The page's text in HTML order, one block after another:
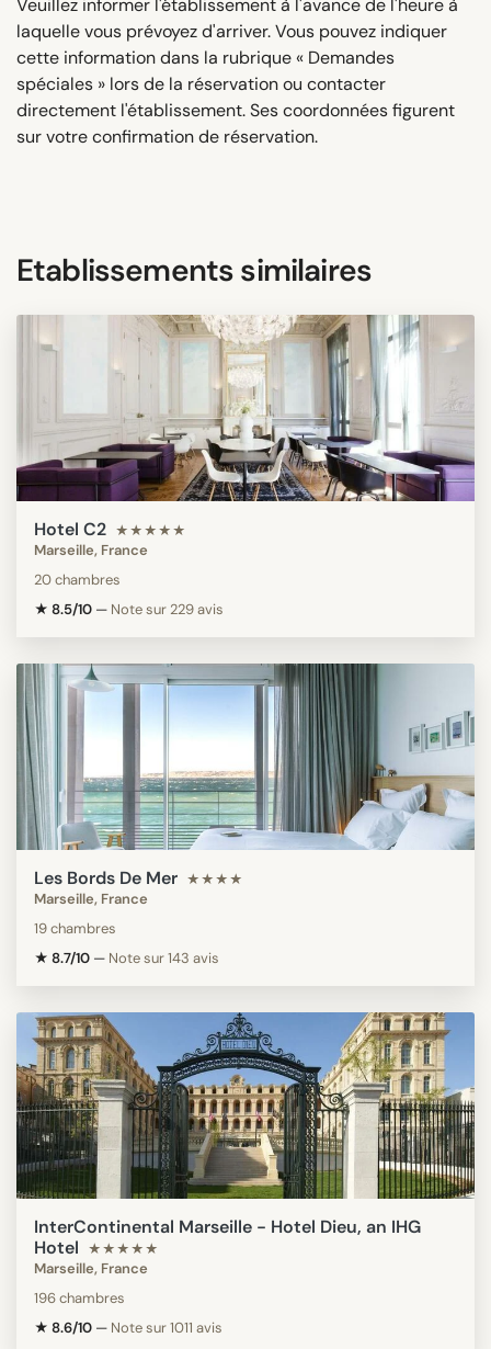
laquelle vous prévoyez d'arriver. Vous pouvez indiquer
cette information dans la rubrique « Demandes
spéciales » lors de la réservation ou contacter
directement l'établissement. Ses coordonnées figurent
sur votre confirmation de réservation.
Etablissements similaires
Hotel C2 ★★★★★
Marseille, France
20 chambres
★ 8.5/10 — Note sur 229 avis
Les Bords De Mer ★★★★
Marseille, France
19 chambres
★ 8.7/10 — Note sur 143 avis
InterContinental Marseille - Hotel Dieu, an IHG
Hotel
★★★★★
Marseille, France
196 chambres
★ 8.6/10 — Note sur 1011 avis